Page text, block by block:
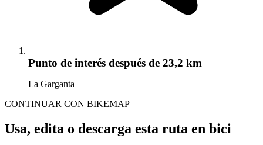
Punto de interés después de 23,2 km
La Garganta
CONTINUAR CON BIKEMAP
Usa, edita o descarga esta ruta en bici